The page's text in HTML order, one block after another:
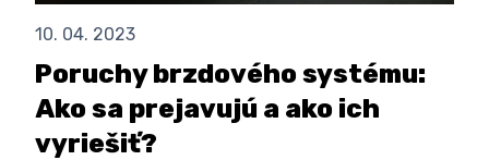
10. 04. 2023
Poruchy brzdového systému:
Ako sa prejavujú a ako ich
vyriešiť?